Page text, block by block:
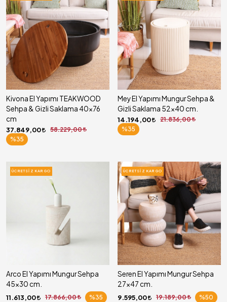
Kivona El Yapımı TEAKWOOD
Sehpa & Gizli Saklama 40x76
cm
37.849,00
58.229,00
%35
Mey El Yapımı Mungur Sehpa &
Gizli Saklama 52x40 cm.
14.194,00
21.836,00
%35
ÜCRETSIZ KARGO
Arco El Yapımı Mungur Sehpa
45x30 cm.
11.613,00 17.866,00 %35
ÜCRETSIZ KARGO
Seren El Yapımı Mungur Sehpa
27x47 cm.
9.595,00 19.189,00 %50